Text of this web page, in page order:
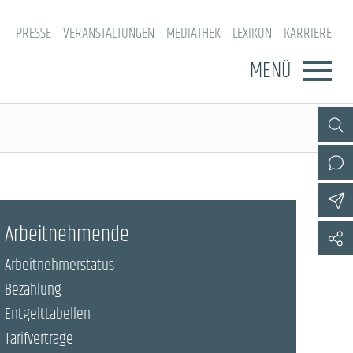
PRESSE VERANSTALTUNGEN MEDIATHEK LEXIKON KARRIERE
MENÜ
Arbeitnehmende
Arbeitnehmerstatus
Bezahlung
Entgelttabellen
Tarifverträge